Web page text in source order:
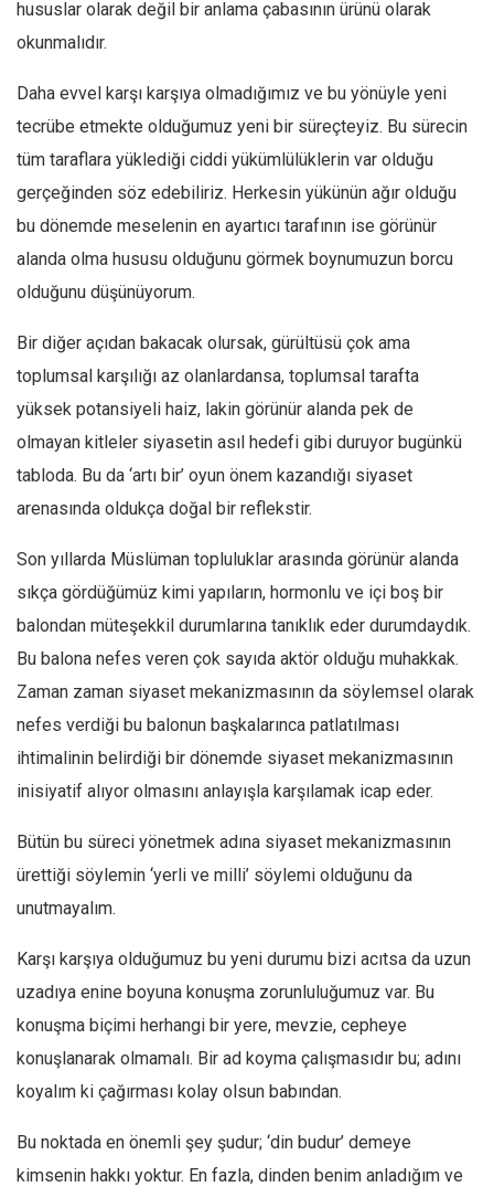
hususlar olarak değil bir anlama çabasının ürünü olarak
okunmalıdır.
Daha evvel karşı karşıya olmadığımız ve bu yönüyle yeni
tecrübe etmekte olduğumuz yeni bir süreçteyiz. Bu sürecin
tüm taraflara yüklediği ciddi yükümlülüklerin var olduğu
gerçeğinden söz edebiliriz. Herkesin yükünün ağır olduğu
bu dönemde meselenin en ayartıcı tarafının ise görünür
alanda olma hususu olduğunu görmek boynumuzun borcu
olduğunu düşünüyorum.
Bir diğer açıdan bakacak olursak, gürültüsü çok ama
toplumsal karşılığı az olanlardansa, toplumsal tarafta
yüksek potansiyeli haiz, lakin görünür alanda pek de
olmayan kitleler siyasetin asıl hedefi gibi duruyor bugünkü
tabloda. Bu da ‘artı bir’ oyun önem kazandığı siyaset
arenasında oldukça doğal bir reflekstir.
Son yıllarda Müslüman topluluklar arasında görünür alanda
sıkça gördüğümüz kimi yapıların, hormonlu ve içi boş bir
balondan müteşekkil durumlarına tanıklık eder durumdaydık.
Bu balona nefes veren çok sayıda aktör olduğu muhakkak.
Zaman zaman siyaset mekanizmasının da söylemsel olarak
nefes verdiği bu balonun başkalarınca patlatılması
ihtimalinin belirdiği bir dönemde siyaset mekanizmasının
inisiyatif alıyor olmasını anlayışla karşılamak icap eder.
Bütün bu süreci yönetmek adına siyaset mekanizmasının
ürettiği söylemin ‘yerli ve milli’ söylemi olduğunu da
unutmayalım.
Karşı karşıya olduğumuz bu yeni durumu bizi acıtsa da uzun
uzadıya enine boyuna konuşma zorunluluğumuz var. Bu
konuşma biçimi herhangi bir yere, mevzie, cepheye
konuşlanarak olmamalı. Bir ad koyma çalışmasıdır bu; adını
koyalım ki çağırması kolay olsun babından.
Bu noktada en önemli şey şudur; ‘din budur’ demeye
kimsenin hakkı yoktur. En fazla, dinden benim anladığım ve